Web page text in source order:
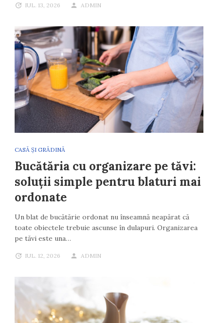
IUL. 13, 2026 ADMIN
CASĂ ȘI GRĂDINĂ
Bucătăria cu organizare pe tăvi:
soluții simple pentru blaturi mai
ordonate
Un blat de bucătărie ordonat nu înseamnă neapărat că
toate obiectele trebuie ascunse în dulapuri. Organizarea
pe tăvi este una…
IUL. 12, 2026 ADMIN